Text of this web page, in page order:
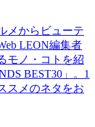
メからビューテ
LEON編集者
モノ・コトを紹
BEST30」。1
スメのネタをお